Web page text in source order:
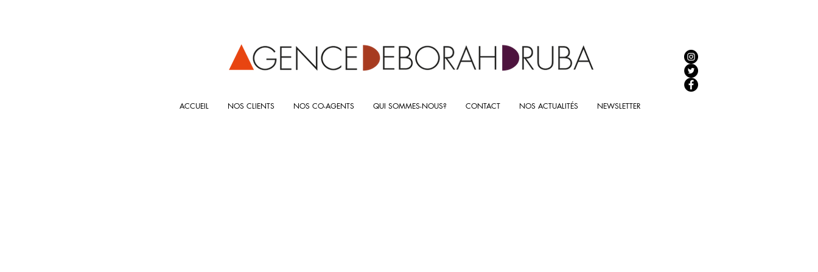
ACCUEIL NOS CLIENTS NOS CO-AGENTS QUI SOMMES-NOUS? CONTACT NOS ACTUALITÉS NEWSLETTER